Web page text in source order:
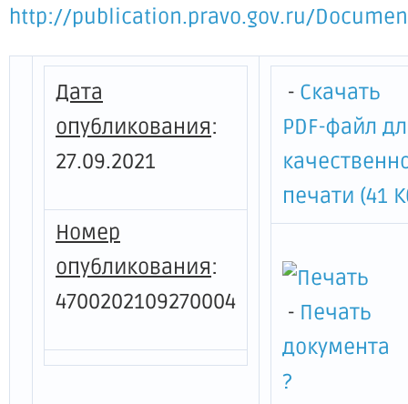
многоквартирными домами"
http://publication.pravo.gov.ru/
Дата
опубликования:
27.09.2021
Номер
опубликования:
4700202109270004
- Скачать
PDF-файл
печати (41
- Печать
документа
?